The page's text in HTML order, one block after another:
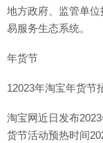
地方政府、监管单
易服务生态系统。
年货节
12023年淘宝年货节
淘宝网近日发布
货节活动预热时间